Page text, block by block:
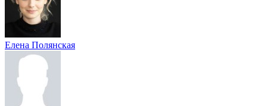
Елена Полянская